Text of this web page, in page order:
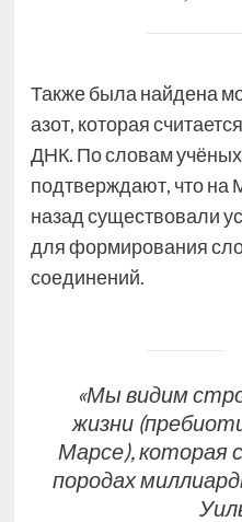
Также была найдена
азот, которая
ДНК. По словам
подтверждают, что
назад существовали
для формирования
соединений.
«Мы видим
жизни
Марсе), которая
породах